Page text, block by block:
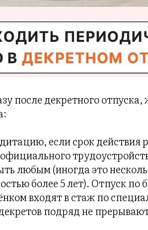
после декретного
если срок действия
любым (иногда это
более 5 лет). Отпуск по
входят в стаж по
подряд не